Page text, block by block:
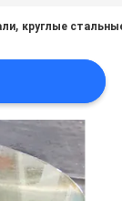
, круглые